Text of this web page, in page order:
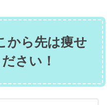
から先は痩せ
さい！